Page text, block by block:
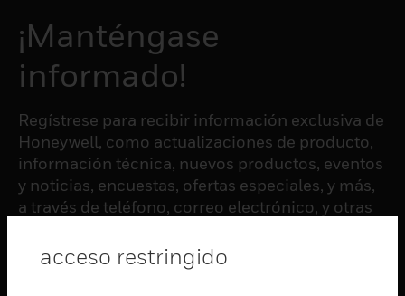
¡Manténgase
informado!
Regístrese para recibir información exclusiva de
Honeywell, como actualizaciones de producto,
información técnica, nuevos productos, eventos
y noticias, encuestas, ofertas especiales, y más,
a través de teléfono, correo electrónico, y otras
acceso restringido